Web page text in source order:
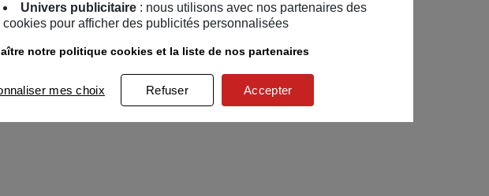
Univers publicitaire : nous utilisons avec nos partenaires des
cookies pour afficher des publicités personnalisées
notre politique cookies et la liste de nos partenaires
mes choix Refuser Accepter